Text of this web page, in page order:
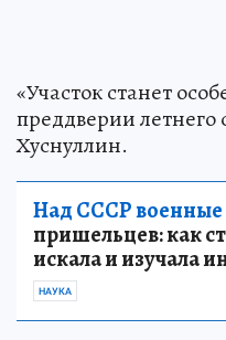
«Участок станет
преддверии летнего
Хуснуллин.
Над СССР военные
пришельцев: как
искала и изучала
НАУКА